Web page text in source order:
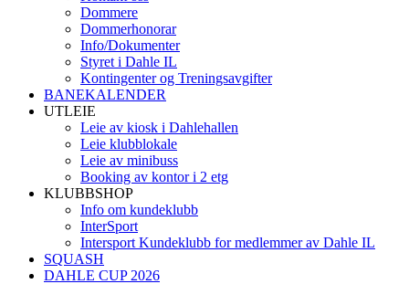
Dommere
Dommerhonorar
Info/Dokumenter
Styret i Dahle IL
Kontingenter og Treningsavgifter
BANEKALENDER
UTLEIE
Leie av kiosk i Dahlehallen
Leie klubblokale
Leie av minibuss
Booking av kontor i 2 etg
KLUBBSHOP
Info om kundeklubb
InterSport
Intersport Kundeklubb for medlemmer av Dahle IL
SQUASH
DAHLE CUP 2026